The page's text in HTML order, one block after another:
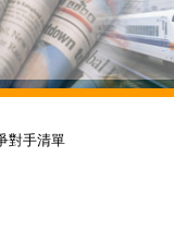
對手清單